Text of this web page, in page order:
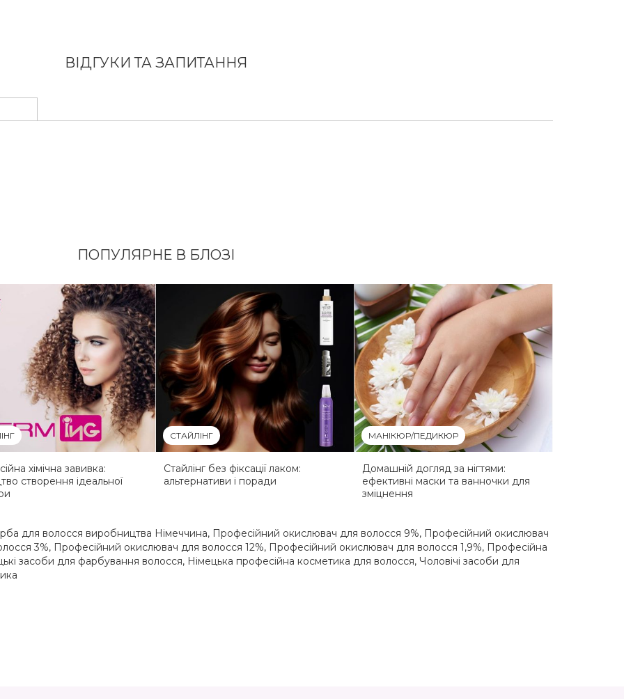
ВІДГУКИ ТА ЗАПИТАННЯ
ПОПУЛЯРНЕ В БЛОЗІ
хімічна завивка:
створення ідеальної
СТАЙЛІНГ
Стайлінг без фіксації лаком:
альтернативи і поради
МАНІКЮР/ПЕДИКЮР
Домашній догляд за нігтями:
ефективні маски та ванночки для
зміцнення
для волосся виробництва Німеччина, Професійний окислювач для волосся 9%, Професійний окислювач
3%, Професійний окислювач для волосся 12%, Професійний окислювач для волосся 1,9%, Професійна
засоби для фарбування волосся, Німецька професійна косметика для волосся, Чоловічі засоби для